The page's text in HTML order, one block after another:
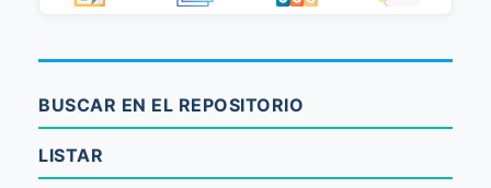
BUSCAR EN EL REPOSITORIO
LISTAR